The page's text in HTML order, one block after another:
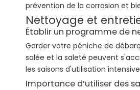
prévention de la corrosion et
Nettoyage et
Établir un programme de
Garder votre péniche de
salée et la saleté peuvent
les saisons d'utilisation
Importance d’utiliser des